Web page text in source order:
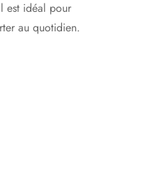
est idéal pour
au quotidien.